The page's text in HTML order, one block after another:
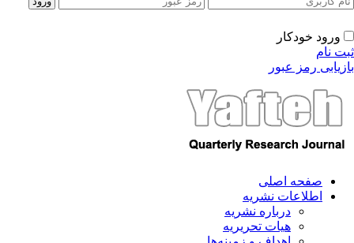
ورود خودکار
نام
رمز عبور
صفحه اصلی
اطلاعات نشریه
درباره نشریه
هیات تحریریه